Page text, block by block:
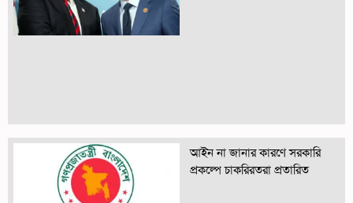
আইন না জানার কারণে সরকারি
প্রকল্পে চাকরিরতরা প্রতারিত